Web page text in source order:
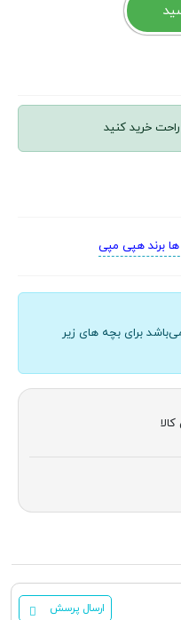
خرید کنید
برند هپی مپی
برای بچه های زیر
ارسال پرسش